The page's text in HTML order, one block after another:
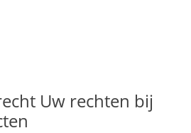
Uw rechten bij